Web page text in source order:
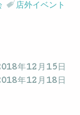
店外イベント
年12 月 15 日
年12 月 18 日